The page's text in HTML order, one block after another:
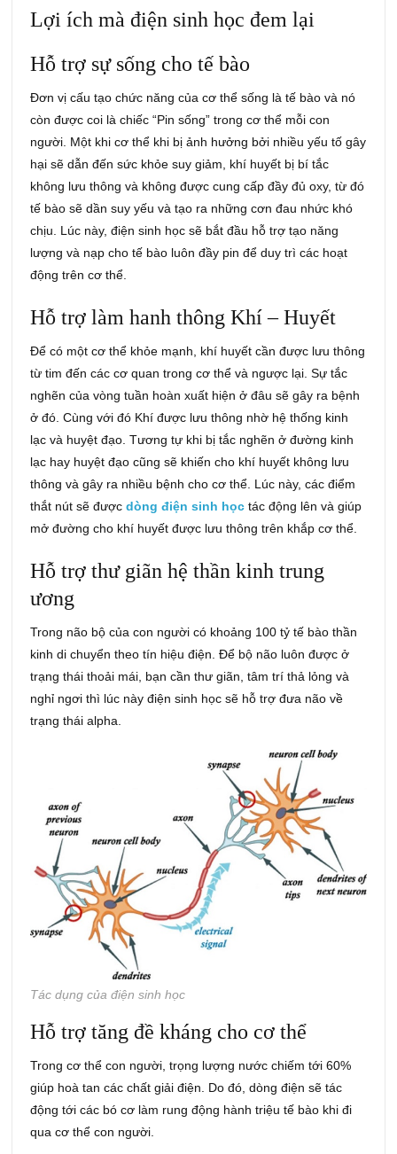
Lợi ích mà điện sinh học đem lại
Hỗ trợ sự sống cho tế bào
Đơn vị cấu tạo chức năng của cơ thể sống là tế bào và nó
còn được coi là chiếc “Pin sống” trong cơ thể mỗi con
người. Một khi cơ thể khi bị ảnh hưởng bởi nhiều yếu tố gây
hại sẽ dẫn đến sức khỏe suy giảm, khí huyết bị bí tắc
không lưu thông và không được cung cấp đầy đủ oxy, từ đó
tế bào sẽ dần suy yếu và tạo ra những cơn đau nhức khó
chịu. Lúc này, điện sinh học sẽ bắt đầu hỗ trợ tạo năng
lượng và nạp cho tế bào luôn đầy pin để duy trì các hoạt
động trên cơ thể.
Hỗ trợ làm hanh thông Khí – Huyết
Để có một cơ thể khỏe mạnh, khí huyết cần được lưu thông
từ tim đến các cơ quan trong cơ thể và ngược lại. Sự tắc
nghẽn của vòng tuần hoàn xuất hiện ở đâu sẽ gây ra bệnh
ở đó. Cùng với đó Khí được lưu thông nhờ hệ thống kinh
lạc và huyệt đạo. Tương tự khi bị tắc nghẽn ở đường kinh
lạc hay huyệt đạo cũng sẽ khiến cho khí huyết không lưu
thông và gây ra nhiều bệnh cho cơ thể. Lúc này, các điểm
thắt nút sẽ đượcdòng điện sinh học tác động lên và giúp
mở đường cho khí huyết được lưu thông trên khắp cơ thể.
Hỗ trợ thư giãn hệ thần kinh trung
ương
Trong não bộ của con người có khoảng 100 tỷ tế bào thần
kinh di chuyển theo tín hiệu điện. Để bộ não luôn được ở
trạng thái thoải mái, bạn cần thư giãn, tâm trí thả lỏng và
nghỉ ngơi thì lúc này điện sinh học sẽ hỗ trợ đưa não về
trạng thái alpha.
Tác dụng của điện sinh học
Hỗ trợ tăng đề kháng cho cơ thể
Trong cơ thể con người, trọng lượng nước chiếm tới 60%
giúp hoà tan các chất giải điện. Do đó, dòng điện sẽ tác
động tới các bó cơ làm rung động hành triệu tế bào khi đi
qua cơ thể con người.